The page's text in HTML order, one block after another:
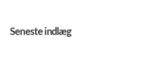
Seneste indlæg